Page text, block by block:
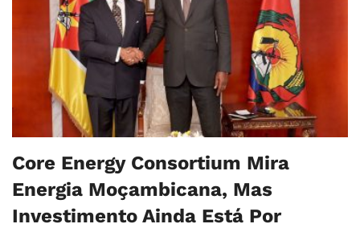
Core Energy Consortium Mira
Energia Moçambicana, Mas
Investimento Ainda Está Por